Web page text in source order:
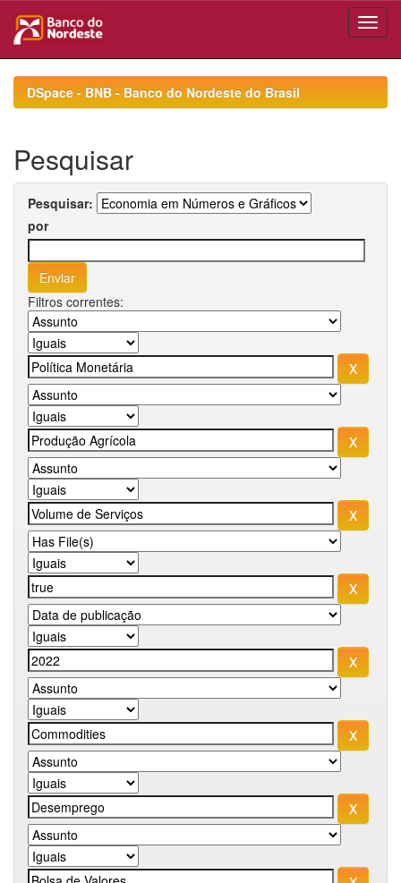
navigationDSpace - BNB - Banco do Nordeste do Brasil
Pesquisar
Pesquisar:
por
Filtros correntes: